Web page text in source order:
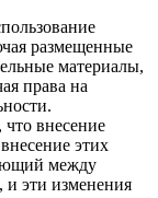
размещенные
материалы,
права на
что внесение
этих
между
и эти изменения